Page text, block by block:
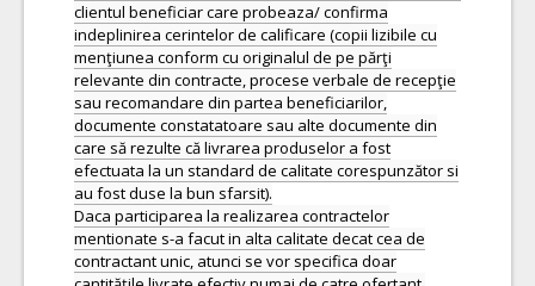
clientul beneficiar care probeaza/ confirma
indeplinirea cerintelor de calificare (copii lizibile cu
menţiunea conform cu originalul de pe părţi
relevante din contracte, procese verbale de recepţie
sau recomandare din partea beneficiarilor,
documente constatatoare sau alte documente din
care să rezulte că livrarea produselor a fost
efectuata la un standard de calitate corespunzător si
au fost duse la bun sfarsit).
Daca participarea la realizarea contractelor
mentionate s-a facut in alta calitate decat cea de
contractant unic, atunci se vor specifica doar